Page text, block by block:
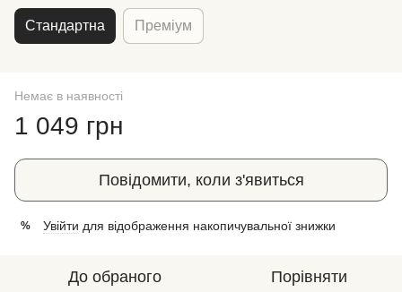
Стандартна Преміум
Немає в наявності
1 049 грн
Повідомити, коли з'явиться
% Увійти для відображення накопичувальної знижки
До обраного Порівняти